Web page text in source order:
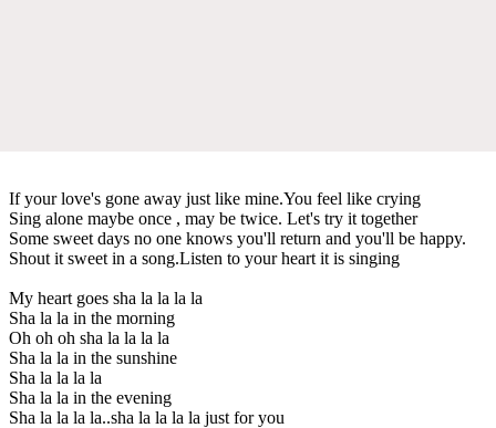
If your love's gone away just like mine.You feel like crying
Sing alone maybe once , may be twice. Let's try it together
Some sweet days no one knows you'll return and you'll be happy.
Shout it sweet in a song.Listen to your heart it is singing
My heart goes sha la la la la
Sha la la in the morning
Oh oh oh sha la la la la
Sha la la in the sunshine
Sha la la la la
Sha la la in the evening
Sha la la la la..sha la la la la just for you